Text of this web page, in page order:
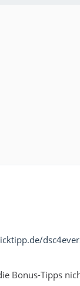
Bonus-Tipps